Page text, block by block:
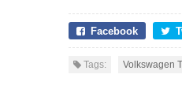
Facebook
Tags: Volkswagen